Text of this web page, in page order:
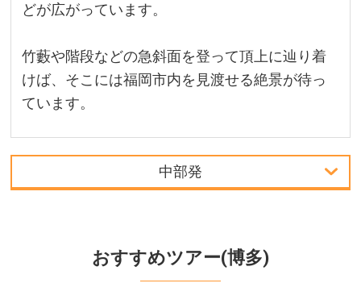
どが広がっています。
竹藪や階段などの急斜面を登って頂上に辿り着
けば、そこには福岡市内を見渡せる絶景が待っ
ています。
中部発
中部発
関西発
おすすめツアー(博多)